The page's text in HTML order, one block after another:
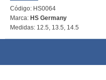
Código: HS0064
Marca: HS Germany
Medidas: 12.5, 13.5, 14.5